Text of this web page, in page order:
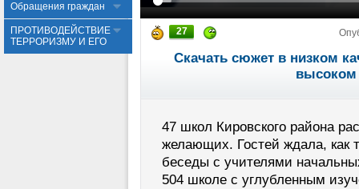
Обращения граждан
ПРОТИВОДЕЙСТВИЕ
ТЕРРОРИЗМУ И ЕГО
27
Скачать сюжет в низком
высоком
47 школ Кировского района
желающих. Гостей ждала, как
беседы с учителями
504 школе с углубленным